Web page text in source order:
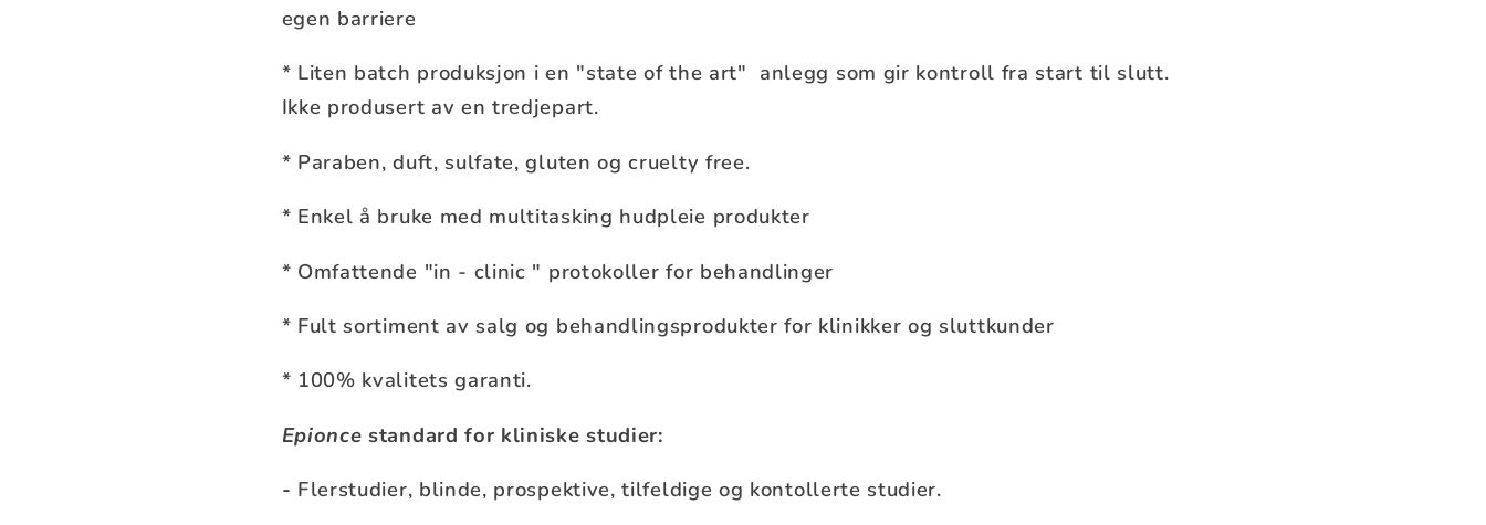
egen barriere
* Liten batch produksjon i en "state of the art" anlegg som gir kontroll fra start til slutt.
Ikke produsert av en tredjepart.
* Paraben, duft, sulfate, gluten og cruelty free.
* Enkel å bruke med multitasking hudpleie produkter
* Omfattende "in - clinic " protokoller for behandlinger
* Fult sortiment av salg og behandlingsprodukter for klinikker og sluttkunder
* 100% kvalitets garanti.
Epioncestandard for kliniske studier:
- Flerstudier, blinde, prospektive, tilfeldige og kontollerte studier.